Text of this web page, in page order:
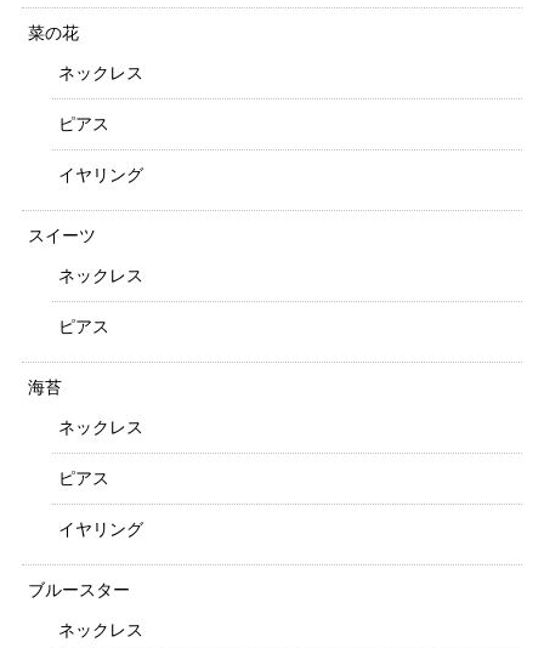
菜の花
ネックレス
ピアス
イヤリング
スイーツ
ネックレス
ピアス
海苔
ネックレス
ピアス
イヤリング
ブルースター
ネックレス